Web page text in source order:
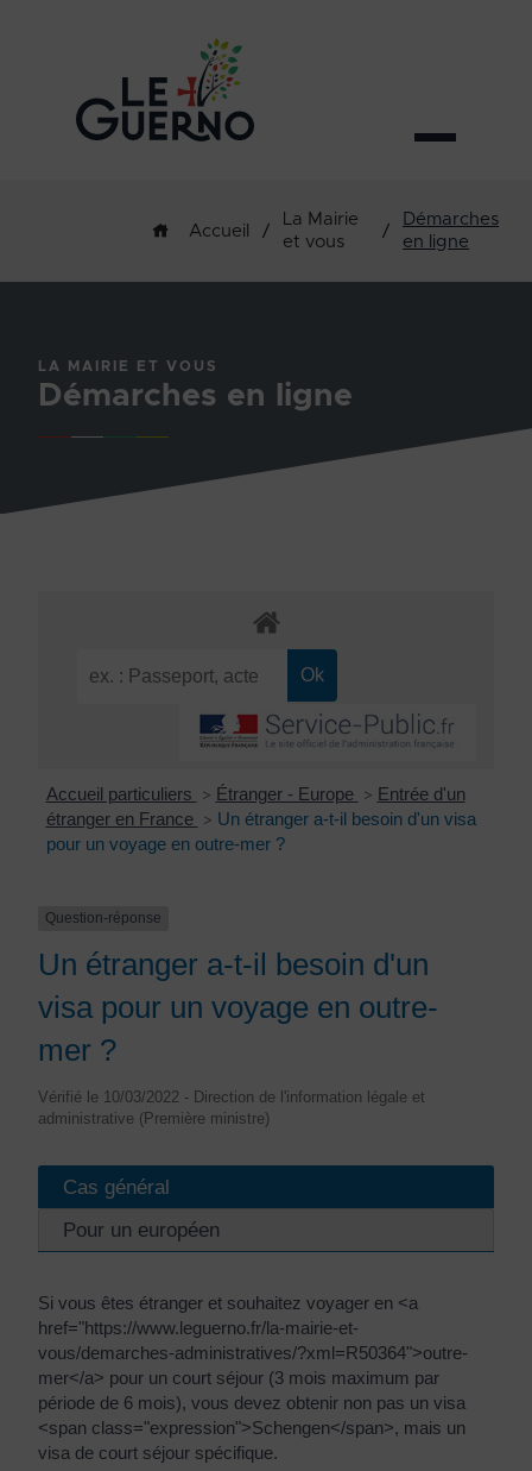
Accueil /
La Mairie
et vous
/
Démarches
en ligne
LA MAIRIE ET VOUS
Démarches en ligne
Accueil particuliers > Étranger - Europe >
Entrée d'un
étranger en France
> Un étranger a-t-il besoin d'un visa
pour un voyage en outre-mer ?
Question-réponse
Un étranger a-t-il besoin d'un
visa pour un voyage en outre-
mer ?
Vérifié le 10/03/2022 - Direction de l'information légale et
administrative (Première ministre)
Cas général
Pour un européen
Si vous êtes étranger et souhaitez voyager en <a
href="https://www.leguerno.fr/la-mairie-et-
vous/demarches-administratives/?xml=R50364">outre-
mer</a> pour un court séjour (3 mois maximum par
période de 6 mois), vous devez obtenir non pas un visa
<span class="expression">Schengen</span>, mais un
visa de court séjour spécifique.